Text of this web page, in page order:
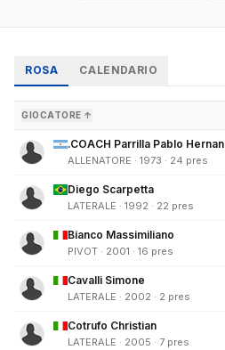
ROSA CALENDARIO
GIOCATORE ↑
.COACH Parrilla Pablo Hernan
ALLENATORE · 1973 · 24 pres
Diego Scarpetta
LATERALE · 1992 · 22 pres
Bianco Massimiliano
PIVOT · 2001 · 16 pres
Cavalli Simone
LATERALE · 2002 · 2 pres
Cotrufo Christian
LATERALE · 2005 · 7 pres